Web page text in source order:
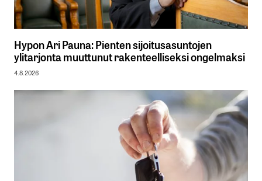
Hypon Ari Pauna: Pienten sijoitusasuntojen
ylitarjonta muuttunut rakenteelliseksi ongelmaksi
4.8.2026